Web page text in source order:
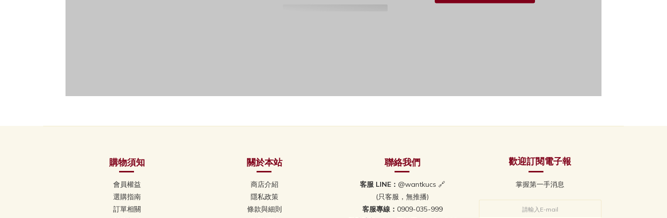
購物須知
會員權益
選購指南
訂單相關
關於本站
商店介紹
隱私政策
條款與細則
聯絡我們
客服 LINE： @wantkucs 🔗
(只客服，無推播)
客服專線： 0909-035-999
歡迎訂閱電子報
掌握第一手消息